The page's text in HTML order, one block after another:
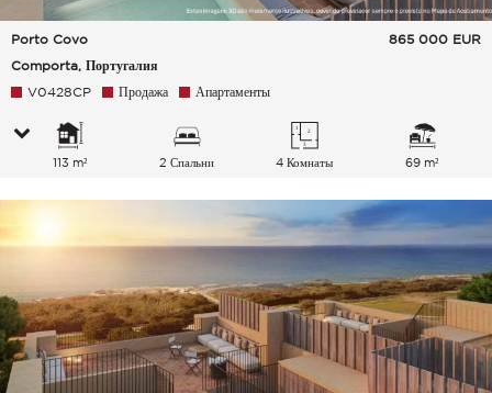
Porto Covo
Comporta, Португалия
865 000 EUR
V0428CP Продажа Апартаменты
113 m² 2 Спальни 4 Комнаты 69 m²